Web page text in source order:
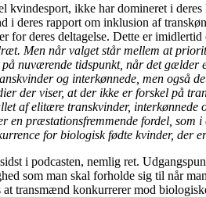
ikke har domineret i
rapport om inklusion af
deres deltagelse. Dette er
Men når valget står mellem at
nuværende tidspunkt, når det
og interkønnede, men også
viser, at der ikke er forskel på
af elitære transkvinder,
præstationsfremmende fordel, som
for biologisk fødte kvinder, der
i podcasten, nemlig ret.
som man skal forholde sig til når
transmænd konkurrerer mod